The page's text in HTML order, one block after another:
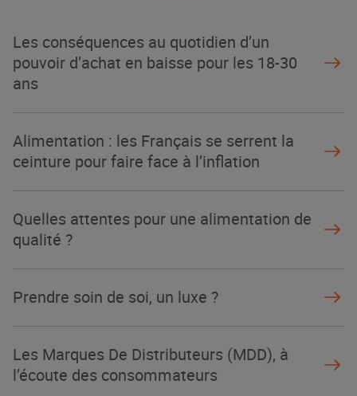
Les conséquences au quotidien d’un
pouvoir d’achat en baisse pour les 18-30
ans
Alimentation : les Français se serrent la
ceinture pour faire face à l’inflation
Quelles attentes pour une alimentation de
qualité ?
Prendre soin de soi, un luxe ?
Les Marques De Distributeurs (MDD), à
l’écoute des consommateurs